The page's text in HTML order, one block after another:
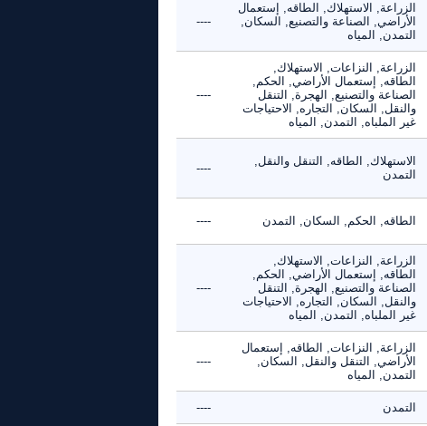
الزراعة, الاستهلاك, الطاقه, إستعمال
الأراضي, الصناعة والتصنيع, السكان,
التمدن, المياه
----
الزراعة, النزاعات, الاستهلاك,
الطاقه, إستعمال الأراضي, الحكم,
الصناعة والتصنيع, الهجرة, التنقل
والنقل, السكان, التجاره, الاحتياجات
غير الملباه, التمدن, المياه
----
الاستهلاك, الطاقه, التنقل والنقل,
التمدن
----
الطاقه, الحكم, السكان, التمدن ----
الزراعة, النزاعات, الاستهلاك,
الطاقه, إستعمال الأراضي, الحكم,
الصناعة والتصنيع, الهجرة, التنقل
والنقل, السكان, التجاره, الاحتياجات
غير الملباه, التمدن, المياه
----
الزراعة, النزاعات, الطاقه, إستعمال
الأراضي, التنقل والنقل, السكان,
التمدن, المياه
----
التمدن ----